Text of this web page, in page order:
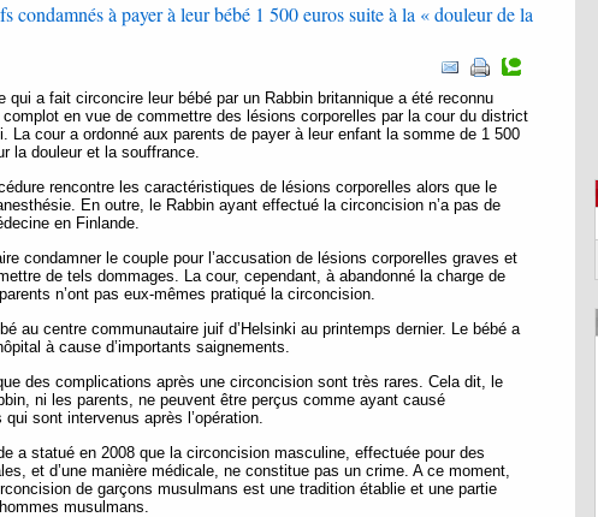
condamnés à payer à leur bébé 1 500 euros suite à la « douleur de la
qui a fait circoncire leur bébé par un Rabbin britannique a été reconnu
complot en vue de commettre des lésions corporelles par la cour du district
La cour a ordonné aux parents de payer à leur enfant la somme de 1 500
la douleur et la souffrance.
rencontre les caractéristiques de lésions corporelles alors que le
En outre, le Rabbin ayant effectué la circoncision n’a pas de
en Finlande.
condamner le couple pour l’accusation de lésions corporelles graves et
de tels dommages. La cour, cependant, à abandonné la charge de
n’ont pas eux-mêmes pratiqué la circoncision.
au centre communautaire juif d’Helsinki au printemps dernier. Le bébé a
à cause d’importants saignements.
des complications après une circoncision sont très rares. Cela dit, le
ni les parents, ne peuvent être perçus comme ayant causé
sont intervenus après l’opération.
a statué en 2008 que la circoncision masculine, effectuée pour des
et d’une manière médicale, ne constitue pas un crime. A ce moment,
de garçons musulmans est une tradition établie et une partie
musulmans.